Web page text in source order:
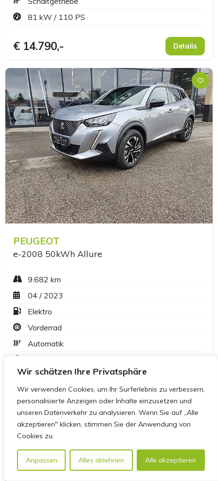
Wir schätzen Ihre Privatsphäre
Wir verwenden Cookies, um Ihr Surferlebnis zu verbessern,
personalisierte Anzeigen oder Inhalte einzusetzen und
unseren Datenverkehr zu analysieren. Wenn Sie auf „Alle
akzeptieren" klicken, stimmen Sie der Anwendung von
Cookies zu.
Anpassen Alles ablehnen Alle akzeptieren